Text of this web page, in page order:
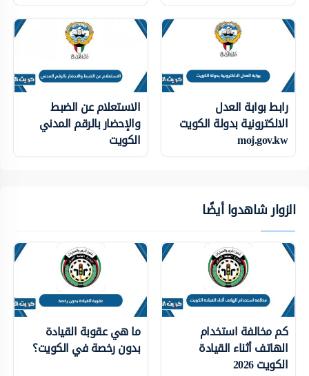
رابط بوابة العدل
الالكترونية بدولة الكويت
moj.gov.kw
الاستعلام عن الضبط
والإحضار بالرقم المدني
الكويت
الزوار شاهدوا أيضًا
كم مخالفة استخدام
الهاتف أثناء القيادة
الكويت 2026
ما هي عقوبة القيادة
بدون رخصة في الكويت؟